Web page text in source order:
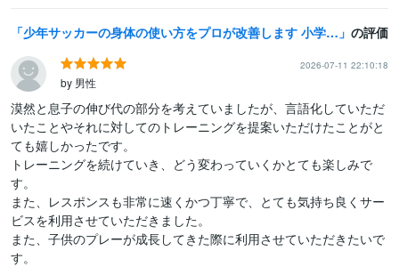
少年サッカーの身体の使い方をプロが改善します 小学生サッカーの当たり負けやキック力など悩みを改善します！ の評価
2026-07-11 22:10:18
by 男性
漠然と息子の伸び代の部分を考えていましたが、言語化していただ
いたことやそれに対してのトレーニングを提案いただけたことがと
ても嬉しかったです。
トレーニングを続けていき、どう変わっていくかとても楽しみで
す。
また、レスポンスも非常に速くかつ丁寧で、とても気持ち良くサー
ビスを利用させていただきました。
また、子供のプレーが成長してきた際に利用させていただきたいで
す。